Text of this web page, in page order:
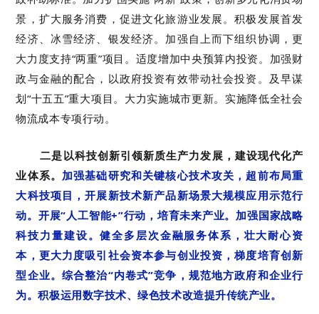
景，扩大服务消费，促进文化旅游业发展。积极发展首发
经济、冰雪经济、银发经济。加强自上而下组织协调，更
大力度支持“两重”项目。适度增加中央预算内投资。加强财
政与金融的配合，以政府投资有效带动社会投资。及早谋
划“十五五”重大项目。大力实施城市更新。实施降低全社会
物流成本专项行动。
二是以科技创新引领新质生产力发展，建设现代化产
业体系。 加强基础研究和关键核心技术攻关，超前布局重
大科技项目，开展新技术新产品新场景大规模应用示范行
动。开展“人工智能+”行动，培育未来产业。加强国家战略
科技力量建设。健全多层次金融服务体系，壮大耐心资
本，更大力度吸引社会资本参与创业投资，梯度培育创新
型企业。综合整治“内卷式”竞争，规范地方政府和企业行
为。积极运用数字技术、绿色技术改造提升传统产业。